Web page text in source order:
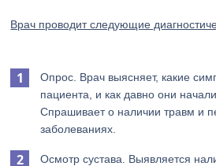
Врач проводит следующие
Опрос. Врач выясняет, какие
пациента, и как давно они
Спрашивает о наличии травм и
заболеваниях.
Осмотр сустава. Выявляется